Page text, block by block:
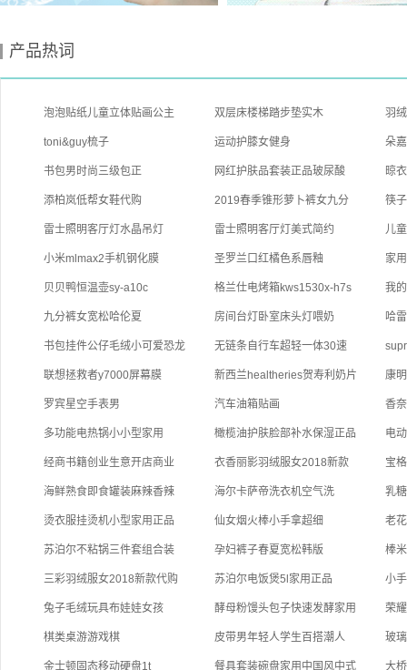
产品热词
泡泡贴纸儿童立体贴画公主 双层床楼梯踏步垫实木 羽
toni&guy梳子 运动护膝女健身 朵
书包男时尚三级包正 网红护肤品套装正品玻尿酸 晾
添柏岚低帮女鞋代购 2019春季锥形萝卜裤女九分 筷
雷士照明客厅灯水晶吊灯 雷士照明客厅灯美式简约 儿
小米mlmax2手机钢化膜 圣罗兰口红橘色系唇釉 家
贝贝鸭恒温壶sy-a10c 格兰仕电烤箱kws1530x-h7s 我
九分裤女宽松哈伦夏 房间台灯卧室床头灯喂奶 哈
书包挂件公仔毛绒小可爱恐龙 无链条自行车超轻一体30速
联想拯救者y7000屏幕膜 新西兰healtheries贺寿利奶片 康
罗宾星空手表男 汽车油箱贴画 香
多功能电热锅小小型家用 橄榄油护肤脸部补水保湿正品 电
经商书籍创业生意开店商业 衣香丽影羽绒服女2018新款 宝
海鲜熟食即食罐装麻辣香辣 海尔卡萨帝洗衣机空气洗 乳
烫衣服挂烫机小型家用正品 仙女烟火棒小手拿超细 老
苏泊尔不粘锅三件套组合装 孕妇裤子春夏宽松韩版 棒
三彩羽绒服女2018新款代购 苏泊尔电饭煲5l家用正品 小
兔子毛绒玩具布娃娃女孩 酵母粉馒头包子快速发酵家用 荣
棋类桌游游戏棋 皮带男年轻人学生百搭潮人 玻
金士顿固态移动硬盘1t 餐具套装碗盘家用中国风中式 大